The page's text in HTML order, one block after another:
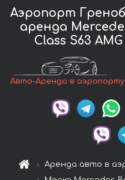
Аэропорт
аренда
Class S63
Авто-Аренда в аэропорту
Аренда авто в